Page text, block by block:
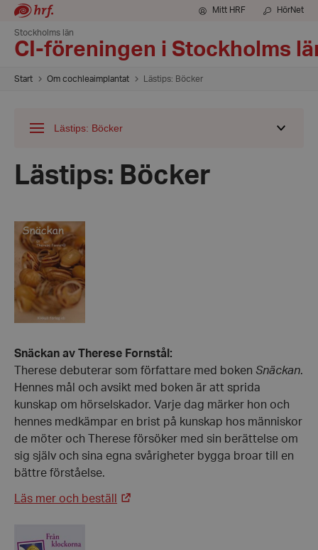
Mitt HRF HörNet
Stockholms län
CI-föreningen i Stockholms
Start Om cochleaimplantat Lästips: Böcker
Lästips: Böcker
Snäckan av Therese Fornstål:
Therese debuterar som författare med boken Snäckan.
Hennes mål och avsikt med boken är att sprida
kunskap om hörselskador. Varje dag märker hon och
hennes medkämpar en brist på kunskap hos människor
de möter och Therese försöker med sin berättelse om
sig själv och sina egna svårigheter bygga broar till en
bättre förståelse.
Läs mer och beställ
Visa
Lästips: Böcker